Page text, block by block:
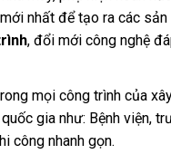
nhất để tạo ra các
, đổi mới công nghệ
mọi công trình của
gia như: Bệnh viện,
công nhanh gọn.